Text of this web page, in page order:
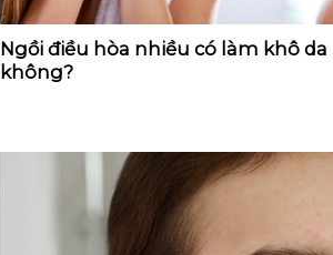
Ngồi điều hòa nhiều có làm khô da
không?